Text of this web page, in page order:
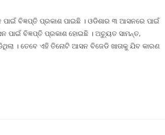
ପାଇଁ ବିଜ୍ଞପ୍ତି ପ୍ରକାଶ ପାଇଛି । ଓଡିଶାର ୩ ଆସନରେ ପାଇଁ
ପାଇଁ ବିଜ୍ଞପ୍ତି ପ୍ରକାଶ ହୋଇଛି । ଅଚ୍ୟୁତ ସାମନ୍ତ,
। ତେବେ ଏହି ତିନୋଟି ଆସନ ବିଜେଡି ଖାତାକୁ ଯିବ କାରଣ